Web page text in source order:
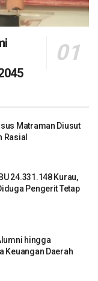
Matraman Diusut
Rasial
24.331.148 Kurau,
Pengerit Tetap
hingga
Keuangan Daerah